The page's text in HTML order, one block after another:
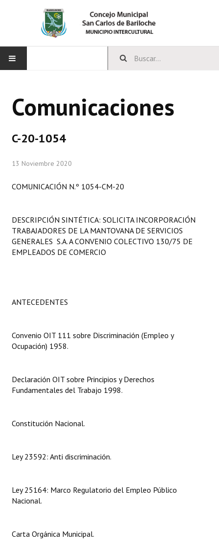
CONCEJO
Comisiones Especiales
Programas
LEGISLACIÓN
Reglamento Interno
DOCUMENTOS
Dictámenes Asesoría Letrada
Informes de Unidad Coordinadora
Actas de Audiencias Públicas
Comunicaciones
C-20-1054
13 Noviembre 2020
COMUNICACIÓN N.º 1054-CM-20
DESCRIPCIÓN SINTÉTICA: SOLICITA INCORPORACIÓN
TRABAJADORES DE LA MANTOVANA DE SERVICIOS
GENERALES S.A. A CONVENIO COLECTIVO 130/75 DE
EMPLEADOS DE COMERCIO
ANTECEDENTES
Convenio OIT 111 sobre Discriminación (Empleo y
Ocupación) 1958.
Declaración OIT sobre Principios y Derechos
Fundamentales del Trabajo 1998.
Constitución Nacional.
Ley 23592: Anti discriminación.
Ley 25164: Marco Regulatorio del Empleo Público
Nacional.
Carta Orgánica Municipal.